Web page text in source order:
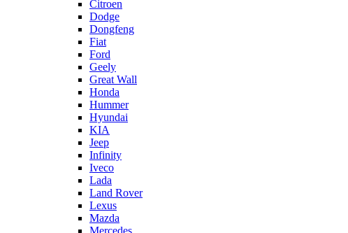
Citroen
Dodge
Dongfeng
Fiat
Ford
Geely
Great Wall
Honda
Hummer
Hyundai
KIA
Jeep
Infinity
Iveco
Lada
Land Rover
Lexus
Mazda
Mercedes